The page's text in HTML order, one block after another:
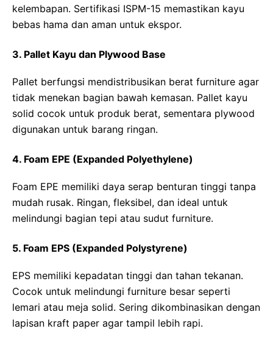
kelembapan. Sertifikasi ISPM-15 memastikan kayu
bebas hama dan aman untuk ekspor.
3. Pallet Kayu dan Plywood Base
Pallet berfungsi mendistribusikan berat furniture agar
tidak menekan bagian bawah kemasan. Pallet kayu
solid cocok untuk produk berat, sementara plywood
digunakan untuk barang ringan.
4. Foam EPE (Expanded Polyethylene)
Foam EPE memiliki daya serap benturan tinggi tanpa
mudah rusak. Ringan, fleksibel, dan ideal untuk
melindungi bagian tepi atau sudut furniture.
5. Foam EPS (Expanded Polystyrene)
EPS memiliki kepadatan tinggi dan tahan tekanan.
Cocok untuk melindungi furniture besar seperti
lemari atau meja solid. Sering dikombinasikan dengan
lapisan kraft paper agar tampil lebih rapi.